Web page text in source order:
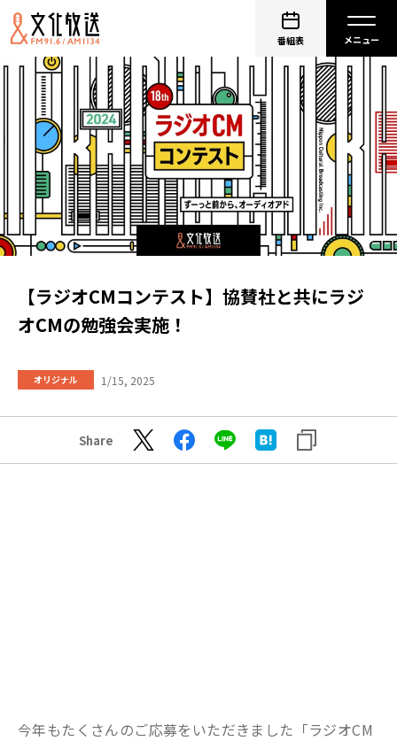
番組表
【ラジオCMコンテスト】協賛社と共にラジ
オCMの勉強会実施！
オリジナル 1/15, 2025
Share
今年もたくさんのご応募をいただきました「ラジオCM